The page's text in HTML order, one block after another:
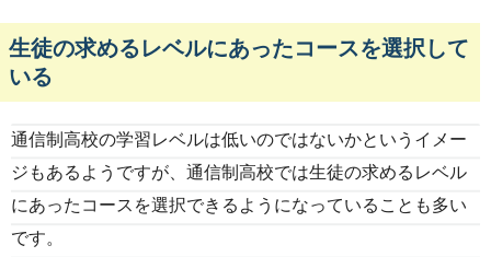
生徒の求めるレベルにあったコースを選択して
いる
通信制高校の学習レベルは低いのではないかというイメー
ジもあるようですが、通信制高校では生徒の求めるレベル
にあったコースを選択できるようになっていることも多い
です。